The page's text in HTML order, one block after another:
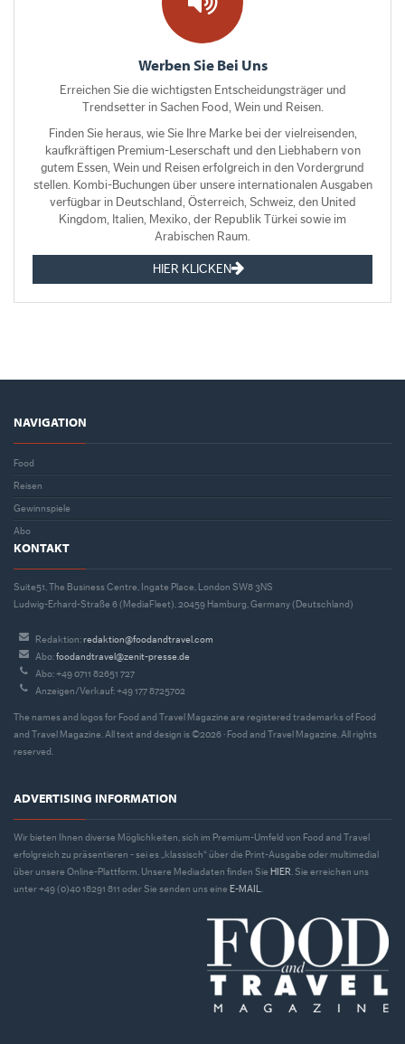
Werben Sie Bei Uns
Erreichen Sie die wichtigsten Entscheidungsträger und
Trendsetter in Sachen Food, Wein und Reisen.
Finden Sie heraus, wie Sie Ihre Marke bei der vielreisenden,
kaufkräftigen Premium-Leserschaft und den Liebhabern von
gutem Essen, Wein und Reisen erfolgreich in den Vordergrund
stellen. Kombi-Buchungen über unsere internationalen Ausgaben
verfügbar in Deutschland, Österreich, Schweiz, den United
Kingdom, Italien, Mexiko, der Republik Türkei sowie im
Arabischen Raum.
HIER KLICKEN
NAVIGATION
Food
Reisen
Gewinnspiele
Abo
KONTAKT
Suite51, The Business Centre, Ingate Place, London SW8 3NS
Ludwig-Erhard-Straße 6 (MediaFleet), 20459 Hamburg, Germany (Deutschland)
Redaktion:redaktion@foodandtravel.com
Abo:foodandtravel@zenit-presse.de
Abo: +49 0711 82651 727
Anzeigen/Verkauf: +49 177 8725702
The names and logos for Food and Travel Magazine are registered trademarks of Food
and Travel Magazine. All text and design is ©2026 · Food and Travel Magazine. All rights
reserved.
ADVERTISING INFORMATION
Wir bieten Ihnen diverse Möglichkeiten, sich im Premium-Umfeld von Food and Travel
erfolgreich zu präsentieren - sei es „klassisch“ über die Print-Ausgabe oder multimedial
über unsere Online-Plattform. Unsere Mediadaten finden Sie HIER . Sie erreichen uns
unter +49 (0)40 18291 811 oder Sie senden uns eine E-MAIL